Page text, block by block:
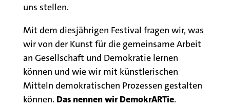
uns stellen.
Mit dem diesjährigen Festival fragen wir, was
wir von der Kunst für die gemeinsame Arbeit
an Gesellschaft und Demokratie lernen
können und wie wir mit künstlerischen
Mitteln demokratischen Prozessen gestalten
können. Das nennen wir DemokrARTie.